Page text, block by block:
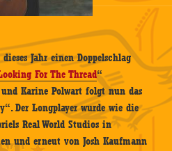
Jahr einen Doppelschlag
For The Thread“
Karine Polwart folgt nun das
Der Longplayer wurde wie die
Real World Studios in
und erneut von Josh Kaufmann